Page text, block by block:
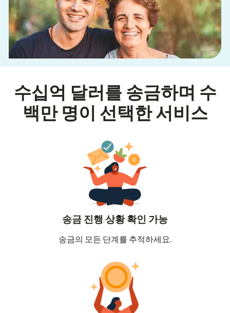
수십억 달러를 송금하며 수
백만 명이 선택한 서비스
송금 진행 상황 확인 가능
송금의 모든 단계를 추적하세요.